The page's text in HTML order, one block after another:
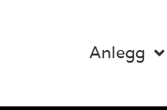
Anlegg